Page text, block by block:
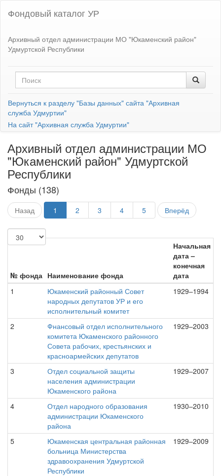
Фондовый каталог УР
Архивный отдел администрации МО "Юкаменский район"
Удмуртской Республики
Вернуться к разделу "Базы данных" сайта "Архивная
служба Удмуртии"
На сайт "Архивная служба Удмуртии"
Архивный отдел администрации МО
"Юкаменский район" Удмуртской
Республики
Фонды (138)
Назад 1 2 3 4 5 Вперёд
№ фонда Наименование фонда
Начальная
дата –
конечная
дата
1
Юкаменский районный Совет
народных депутатов УР и его
исполнительный комитет
1929–1994
2
Фнансовый отдел исполнительного
комитета Юкаменского районного
Совета рабочих, крестьянских и
красноармейских депутатов
1929–2003
3
Отдел социальной защиты
населения администрации
Юкаменского района
1929–2007
4
Отдел народного образования
администрации Юкаменского
района
1930–2010
5
Юкаменская центральная районная
больница Министерства
здравоохранения Удмуртской
Республики
1929–2009